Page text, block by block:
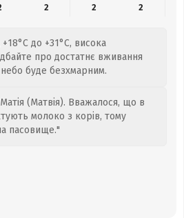
2 2 2
до +31°C, висока
про достатнє вживання
небо буде безхмарним.
(Матвія). Вважалося, що в
молоко з корів, тому
пасовище."